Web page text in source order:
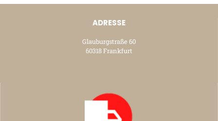
ADRESSE
Glauburgstraße 60
60318 Frankfurt